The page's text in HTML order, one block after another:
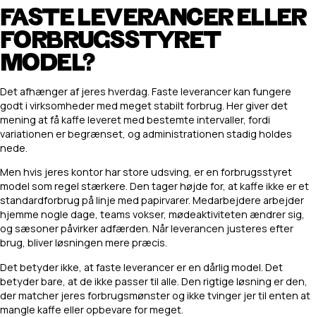
FASTE LEVERANCER ELLER
FORBRUGSSTYRET
MODEL?
Det afhænger af jeres hverdag. Faste leverancer kan fungere
godt i virksomheder med meget stabilt forbrug. Her giver det
mening at få kaffe leveret med bestemte intervaller, fordi
variationen er begrænset, og administrationen stadig holdes
nede.
Men hvis jeres kontor har store udsving, er en forbrugsstyret
model som regel stærkere. Den tager højde for, at kaffe ikke er et
standardforbrug på linje med papirvarer. Medarbejdere arbejder
hjemme nogle dage, teams vokser, mødeaktiviteten ændrer sig,
og sæsoner påvirker adfærden. Når leverancen justeres efter
brug, bliver løsningen mere præcis.
Det betyder ikke, at faste leverancer er en dårlig model. Det
betyder bare, at de ikke passer til alle. Den rigtige løsning er den,
der matcher jeres forbrugsmønster og ikke tvinger jer til enten at
mangle kaffe eller opbevare for meget.